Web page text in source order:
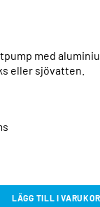
med
eller sjövatten.
LÄGG TILL I